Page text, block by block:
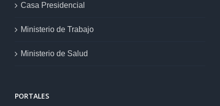
Casa Presidencial
Ministerio de Trabajo
Ministerio de Salud
PORTALES